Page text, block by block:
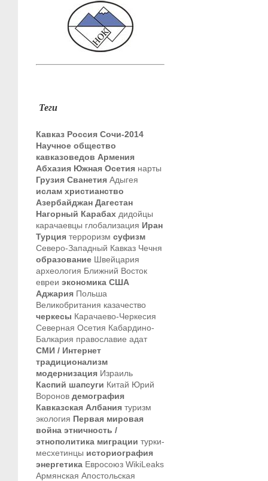
Теги
Кавказ Россия Сочи-2014
Научное общество
кавказоведов Армения
Абхазия Южная Осетия нарты
Грузия Сванетия Адыгея
ислам христианство
Азербайджан Дагестан
Нагорный Карабах дидойцы
карачаевцы глобализация Иран
Турция терроризм суфизм
Северо-Западный Кавказ Чечня
образование Швейцария
археология Ближний Восток
евреи экономика США
Аджария Польша
Великобритания казачество
черкесы Карачаево-Черкесия
Северная Осетия Кабардино-
Балкария православие адат
СМИ / Интернет
традиционализм
модернизация Израиль
Каспий шапсуги Китай Юрий
Воронов демография
Кавказская Албания туризм
экология Первая мировая
война этничность /
этнополитика миграции турки-
месхетинцы историография
энергетика Евросоюз WikiLeaks
Армянская Апостольская